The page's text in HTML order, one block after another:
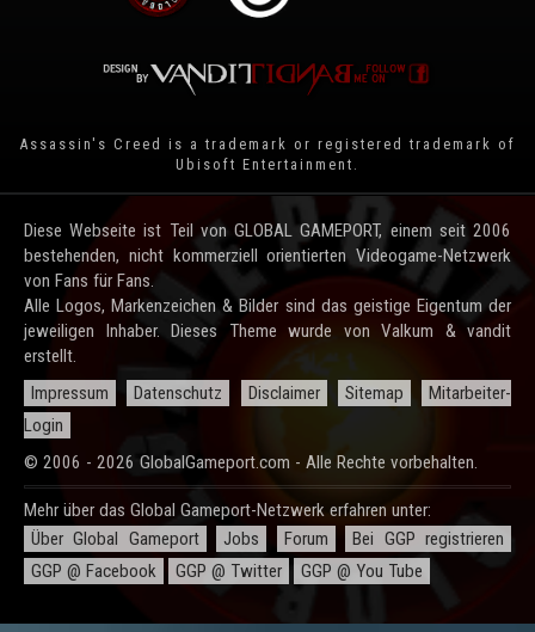
Assassin's Creed is a trademark or registered trademark of
Ubisoft Entertainment .
Diese Webseite ist Teil von GLOBAL GAMEPORT, einem seit 2006
bestehenden, nicht kommerziell orientierten Videogame-Netzwerk
von Fans für Fans.
Alle Logos, Markenzeichen & Bilder sind das geistige Eigentum der
jeweiligen Inhaber. Dieses Theme wurde von Valkum & vandit
erstellt.
Impressum
Datenschutz Disclaimer Sitemap
Mitarbeiter-
Login
© 2006 - 2026 GlobalGameport.com - Alle Rechte vorbehalten.
Mehr über das Global Gameport-Netzwerk erfahren unter:
Über Global Gameport
Jobs Forum
Bei GGP registrieren
GGP @ Facebook
GGP @ Twitter GGP @ You Tube